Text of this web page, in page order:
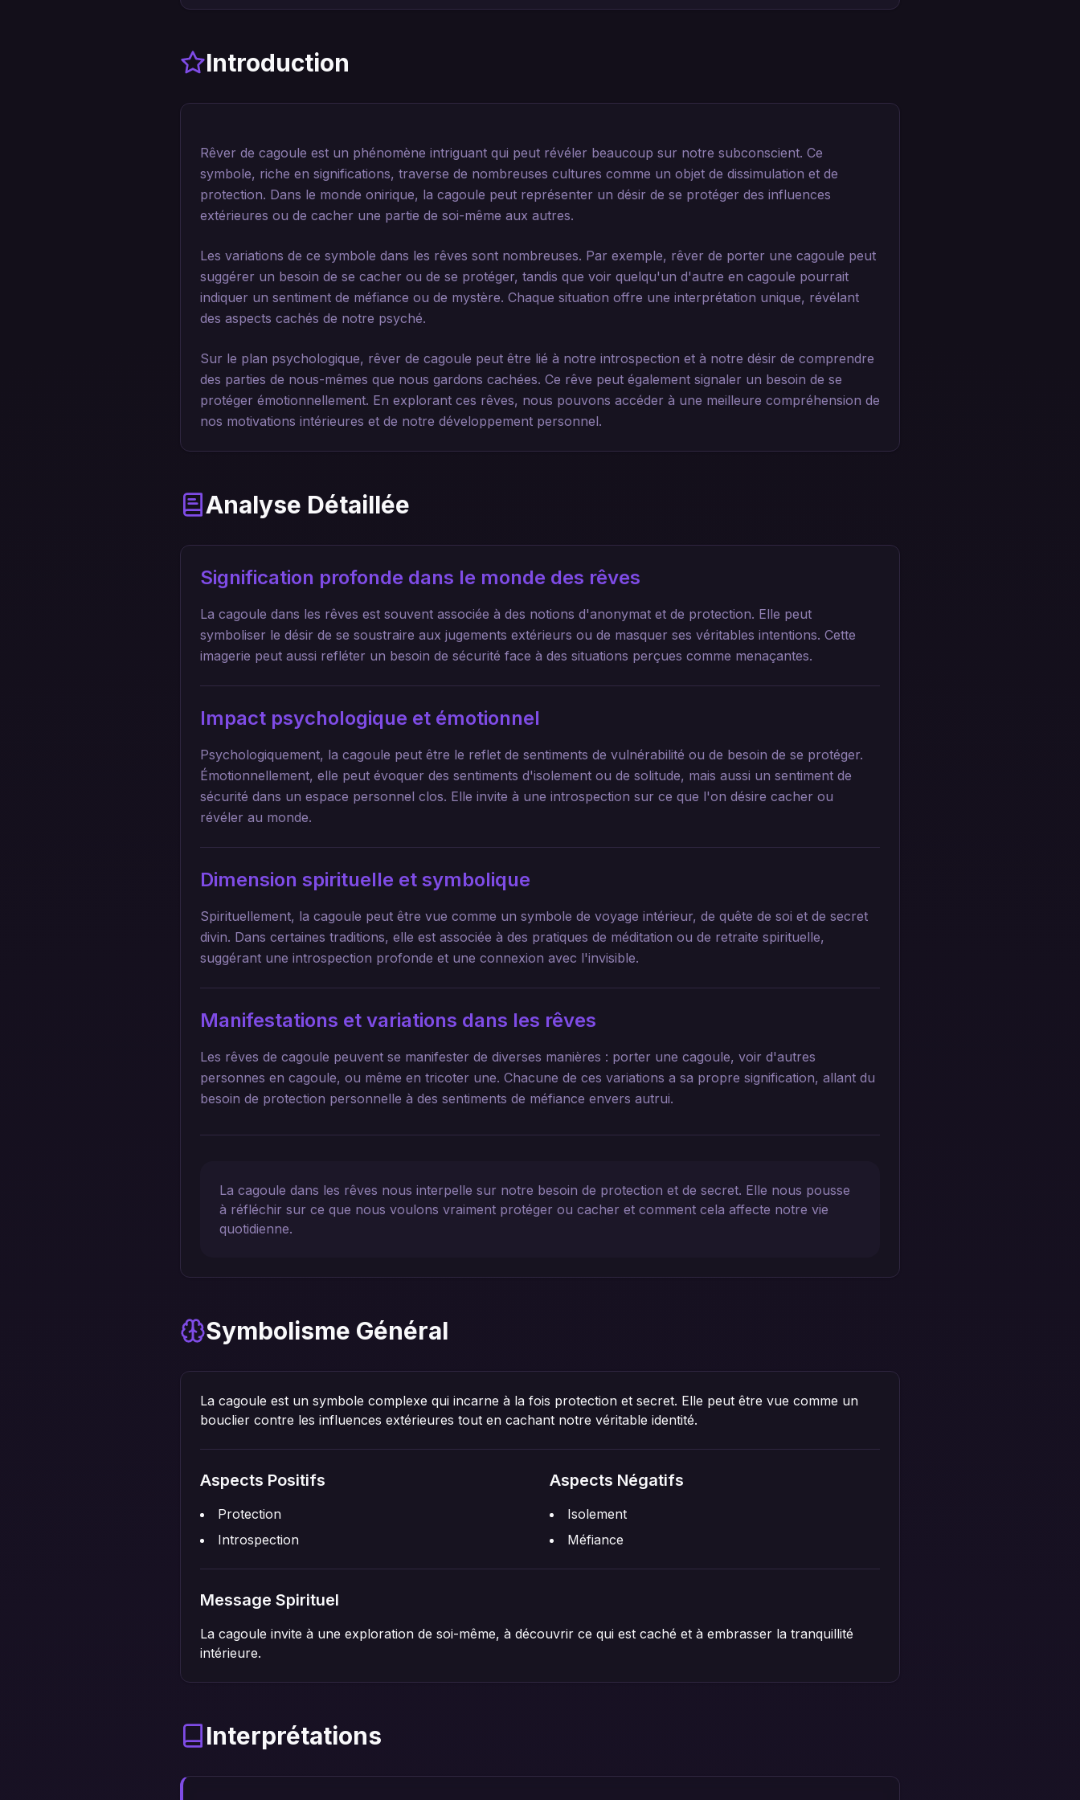
Introduction
Rêver de cagoule est un phénomène intriguant qui peut révéler beaucoup sur notre subconscient. Ce
symbole, riche en significations, traverse de nombreuses cultures comme un objet de dissimulation et de
protection. Dans le monde onirique, la cagoule peut représenter un désir de se protéger des influences
extérieures ou de cacher une partie de soi-même aux autres.
Les variations de ce symbole dans les rêves sont nombreuses. Par exemple, rêver de porter une cagoule peut
suggérer un besoin de se cacher ou de se protéger, tandis que voir quelqu'un d'autre en cagoule pourrait
indiquer un sentiment de méfiance ou de mystère. Chaque situation offre une interprétation unique, révélant
des aspects cachés de notre psyché.
Sur le plan psychologique, rêver de cagoule peut être lié à notre introspection et à notre désir de comprendre
des parties de nous-mêmes que nous gardons cachées. Ce rêve peut également signaler un besoin de se
protéger émotionnellement. En explorant ces rêves, nous pouvons accéder à une meilleure compréhension de
nos motivations intérieures et de notre développement personnel.
Analyse Détaillée
Signification profonde dans le monde des rêves
La cagoule dans les rêves est souvent associée à des notions d'anonymat et de protection. Elle peut
symboliser le désir de se soustraire aux jugements extérieurs ou de masquer ses véritables intentions. Cette
imagerie peut aussi refléter un besoin de sécurité face à des situations perçues comme menaçantes.
Impact psychologique et émotionnel
Psychologiquement, la cagoule peut être le reflet de sentiments de vulnérabilité ou de besoin de se protéger.
Émotionnellement, elle peut évoquer des sentiments d'isolement ou de solitude, mais aussi un sentiment de
sécurité dans un espace personnel clos. Elle invite à une introspection sur ce que l'on désire cacher ou
révéler au monde.
Dimension spirituelle et symbolique
Spirituellement, la cagoule peut être vue comme un symbole de voyage intérieur, de quête de soi et de secret
divin. Dans certaines traditions, elle est associée à des pratiques de méditation ou de retraite spirituelle,
suggérant une introspection profonde et une connexion avec l'invisible.
Manifestations et variations dans les rêves
Les rêves de cagoule peuvent se manifester de diverses manières : porter une cagoule, voir d'autres
personnes en cagoule, ou même en tricoter une. Chacune de ces variations a sa propre signification, allant du
besoin de protection personnelle à des sentiments de méfiance envers autrui.
La cagoule dans les rêves nous interpelle sur notre besoin de protection et de secret. Elle nous pousse
à réfléchir sur ce que nous voulons vraiment protéger ou cacher et comment cela affecte notre vie
quotidienne.
Symbolisme Général
La cagoule est un symbole complexe qui incarne à la fois protection et secret. Elle peut être vue comme un
bouclier contre les influences extérieures tout en cachant notre véritable identité.
Aspects Positifs
Protection
Introspection
Aspects Négatifs
Isolement
Méfiance
Message Spirituel
La cagoule invite à une exploration de soi-même, à découvrir ce qui est caché et à embrasser la tranquillité
intérieure.
Interprétations